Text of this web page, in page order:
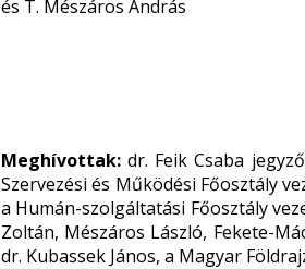
és T. Mészáros András
Meghívottak: dr. Feik Csaba
Szervezési és Működési Főosztály
a Humán-szolgáltatási Főosztály
Zoltán, Mészáros László, Fekete-
dr. Kubassek János, a Magyar